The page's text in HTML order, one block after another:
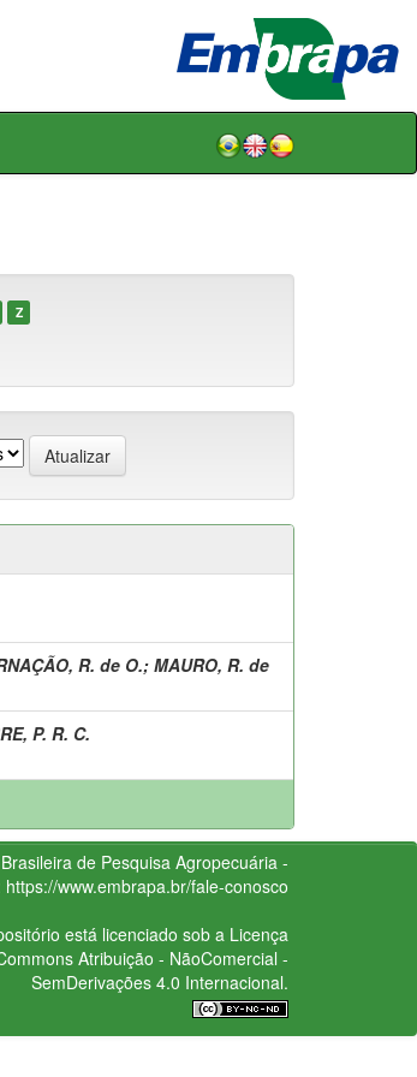
Z
R. de O.; MAURO, R. de
P. R. C.
de Pesquisa Agropecuária -
https://www.embrapa.br/fale-conosco
está licenciado sob a Licença
Atribuição - NãoComercial -
SemDerivações 4.0 Internacional.